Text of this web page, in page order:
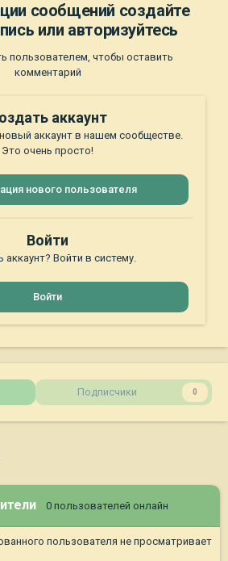
сообщений создайте
или авторизуйтесь
пользователем, чтобы оставить
комментарий
аккаунт
новый аккаунт в нашем сообществе.
Это очень просто!
нового пользователя
Войти
аккаунт? Войти в систему.
Войти
Подписчики 0
0 пользователей онлайн
пользователя не просматривает